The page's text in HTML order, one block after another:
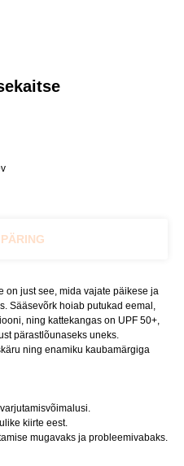
on just see, mida vajate päikese ja
Sääsevõrk hoiab putukad eemal,
ning kattekangas on UPF 50+,
pärastlõunaseks uneks.
ning enamiku kaubamärgiga
kiirte eest.
mugavaks ja probleemivabaks.